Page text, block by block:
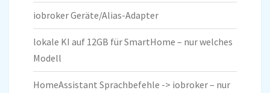
iobroker Geräte/Alias-Adapter
lokale KI auf 12GB für SmartHome – nur welches
Modell
HomeAssistant Sprachbefehle -> iobroker – nur